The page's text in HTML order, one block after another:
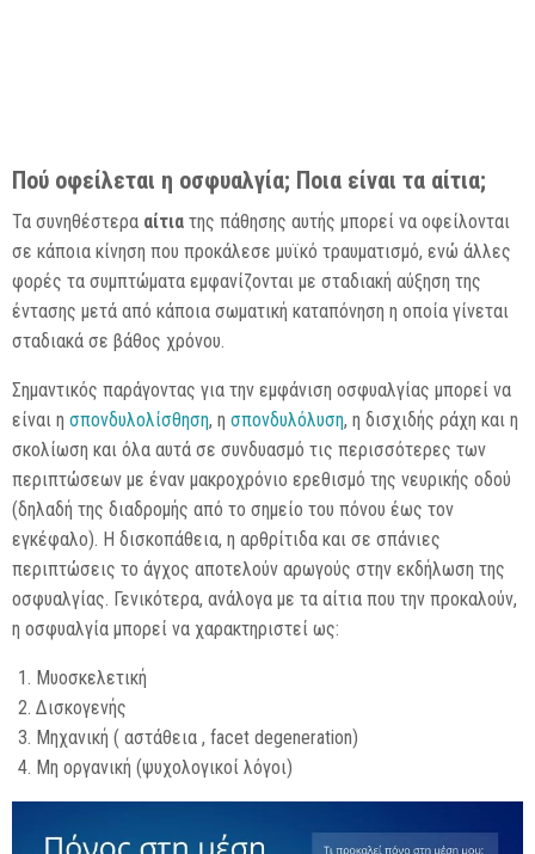
Πού οφείλεται η οσφυαλγία; Ποια είναι τα αίτια;
Τα συνηθέστερα αίτια της πάθησης αυτής μπορεί να οφείλονται
σε κάποια κίνηση που προκάλεσε μυϊκό τραυματισμό, ενώ άλλες
φορές τα συμπτώματα εμφανίζονται με σταδιακή αύξηση της
έντασης μετά από κάποια σωματική καταπόνηση η οποία γίνεται
σταδιακά σε βάθος χρόνου.
Σημαντικός παράγοντας για την εμφάνιση οσφυαλγίας μπορεί να
είναι η σπονδυλολίσθηση, η σπονδυλόλυση, η δισχιδής ράχη και η
σκολίωση και όλα αυτά σε συνδυασμό τις περισσότερες των
περιπτώσεων με έναν μακροχρόνιο ερεθισμό της νευρικής οδού
(δηλαδή της διαδρομής από το σημείο του πόνου έως τον
εγκέφαλο). Η δισκοπάθεια, η αρθρίτιδα και σε σπάνιες
περιπτώσεις το άγχος αποτελούν αρωγούς στην εκδήλωση της
οσφυαλγίας. Γενικότερα, ανάλογα με τα αίτια που την προκαλούν,
η οσφυαλγία μπορεί να χαρακτηριστεί ως:
Μυοσκελετική
Δισκογενής
Μηχανική ( αστάθεια , facet degeneration)
Μη οργανική (ψυχολογικοί λόγοι)